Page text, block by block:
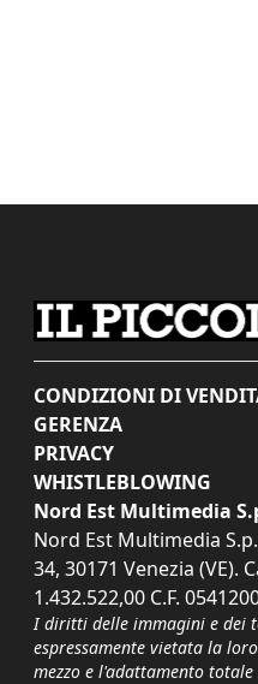
CONDIZIONI DI
GERENZA
PRIVACY
WHISTLEBLOWING
Nord Est Multimedia
Nord Est Multimedia
34, 30171 Venezia (VE).
1.432.522,00 C.F.
I diritti delle immagini e dei
espressamente vietata la
mezzo e l'adattamento totale